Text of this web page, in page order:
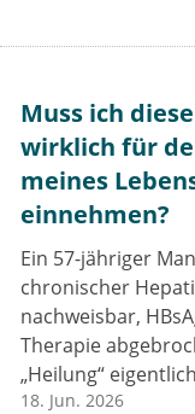
Muss ich
wirklich für
meines
einnehmen?
Ein 57-jähriger
chronischer
nachweisbar,
Therapie
„Heilung“
18. Jun. 2026